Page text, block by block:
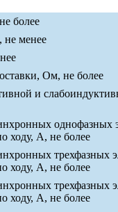
более
не менее
Ом, не более
и
однофазных
ходу, А, не более
трехфазных
ходу, А, не более
трехфазных
ходу, А, не более